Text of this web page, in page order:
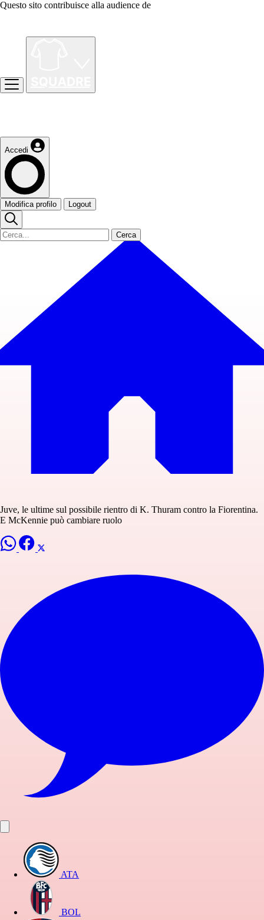
Questo sito contribuisce alla audience de
Accedi
Modifica profilo Logout
Cerca
Juve, le ultime sul possibile rientro di K. Thuram contro la Fiorentina.
E McKennie può cambiare ruolo
ATA
BOL